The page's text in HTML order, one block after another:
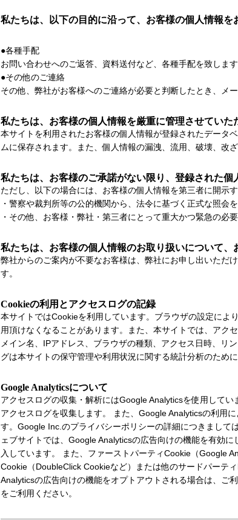
私たちは、以下の目的に沿って、お客様の個人情報を
●各種手配
お問い合わせへのご返答、資料送付など、各種手配を致します
●その他のご連絡
その他、弊社がお客様へのご連絡が必要と判断したとき、メ
私たちは、お客様の個人情報を厳重に管理させていた
本サイトを利用されたお客様の個人情報が登録されたデータ
ムに保存されます。また、個人情報の漏洩、流用、破壊、改
私たちは、お客様のご承諾がない限り、登録された個
ただし、以下の場合には、お客様の個人情報を第三者に開示す
・警察や裁判所等の公的機関から、法令に基づく正式な照会を
・その他、お客様・弊社・第三者にとって重大かつ緊急の必要
私たちは、お客様の個人情報のお取り扱いについて、
弊社からのご案内が不要なお客様は、弊社にお申し出いただ
す。
Cookieの利用とアクセスログの記録
本サイトではCookieを利用しています。ブラウザの設定によ
用頂けなくなることがあります。また、本サイトでは、アク
メイン名、IPアドレス、ブラウザの種類、アクセス日時、リ
グは本サイトの保守管理や利用状況に関する統計分析のため
Google Analyticsについて
アクセスログの収集・解析にはGoogle Analyticsを使用して
アクセスログを収集します。 また、Google Analyticsの利用
す。Google Inc.のプライバシーポリシーの詳細につきまして
ェブサイトでは、Google Analyticsの広告向けの機能を有効
入しています。 また、ファーストパーティCookie（Google
Cookie（DoubleClick Cookieなど）または他のサードパーテ
Analyticsの広告向けの機能をオプトアウトされる場合は、ご
をご利用ください。